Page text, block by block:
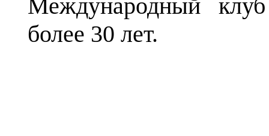
Международный
более 30 лет.